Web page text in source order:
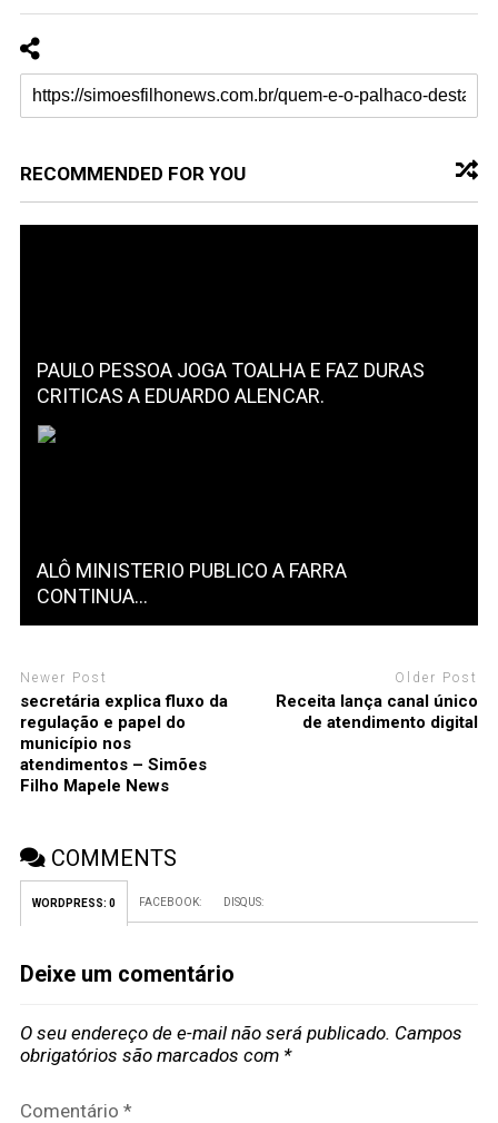
RECOMMENDED FOR YOU
PAULO PESSOA JOGA TOALHA E FAZ DURAS
CRITICAS A EDUARDO ALENCAR.
ALÔ MINISTERIO PUBLICO A FARRA
CONTINUA…
Newer Post
secretária explica fluxo da
regulação e papel do
município nos
atendimentos – Simões
Filho Mapele News
Older Post
Receita lança canal único
de atendimento digital
COMMENTS
WORDPRESS: 0 FACEBOOK: DISQUS:
Deixe um comentário
O seu endereço de e-mail não será publicado. Campos
obrigatórios são marcados com *
Comentário *